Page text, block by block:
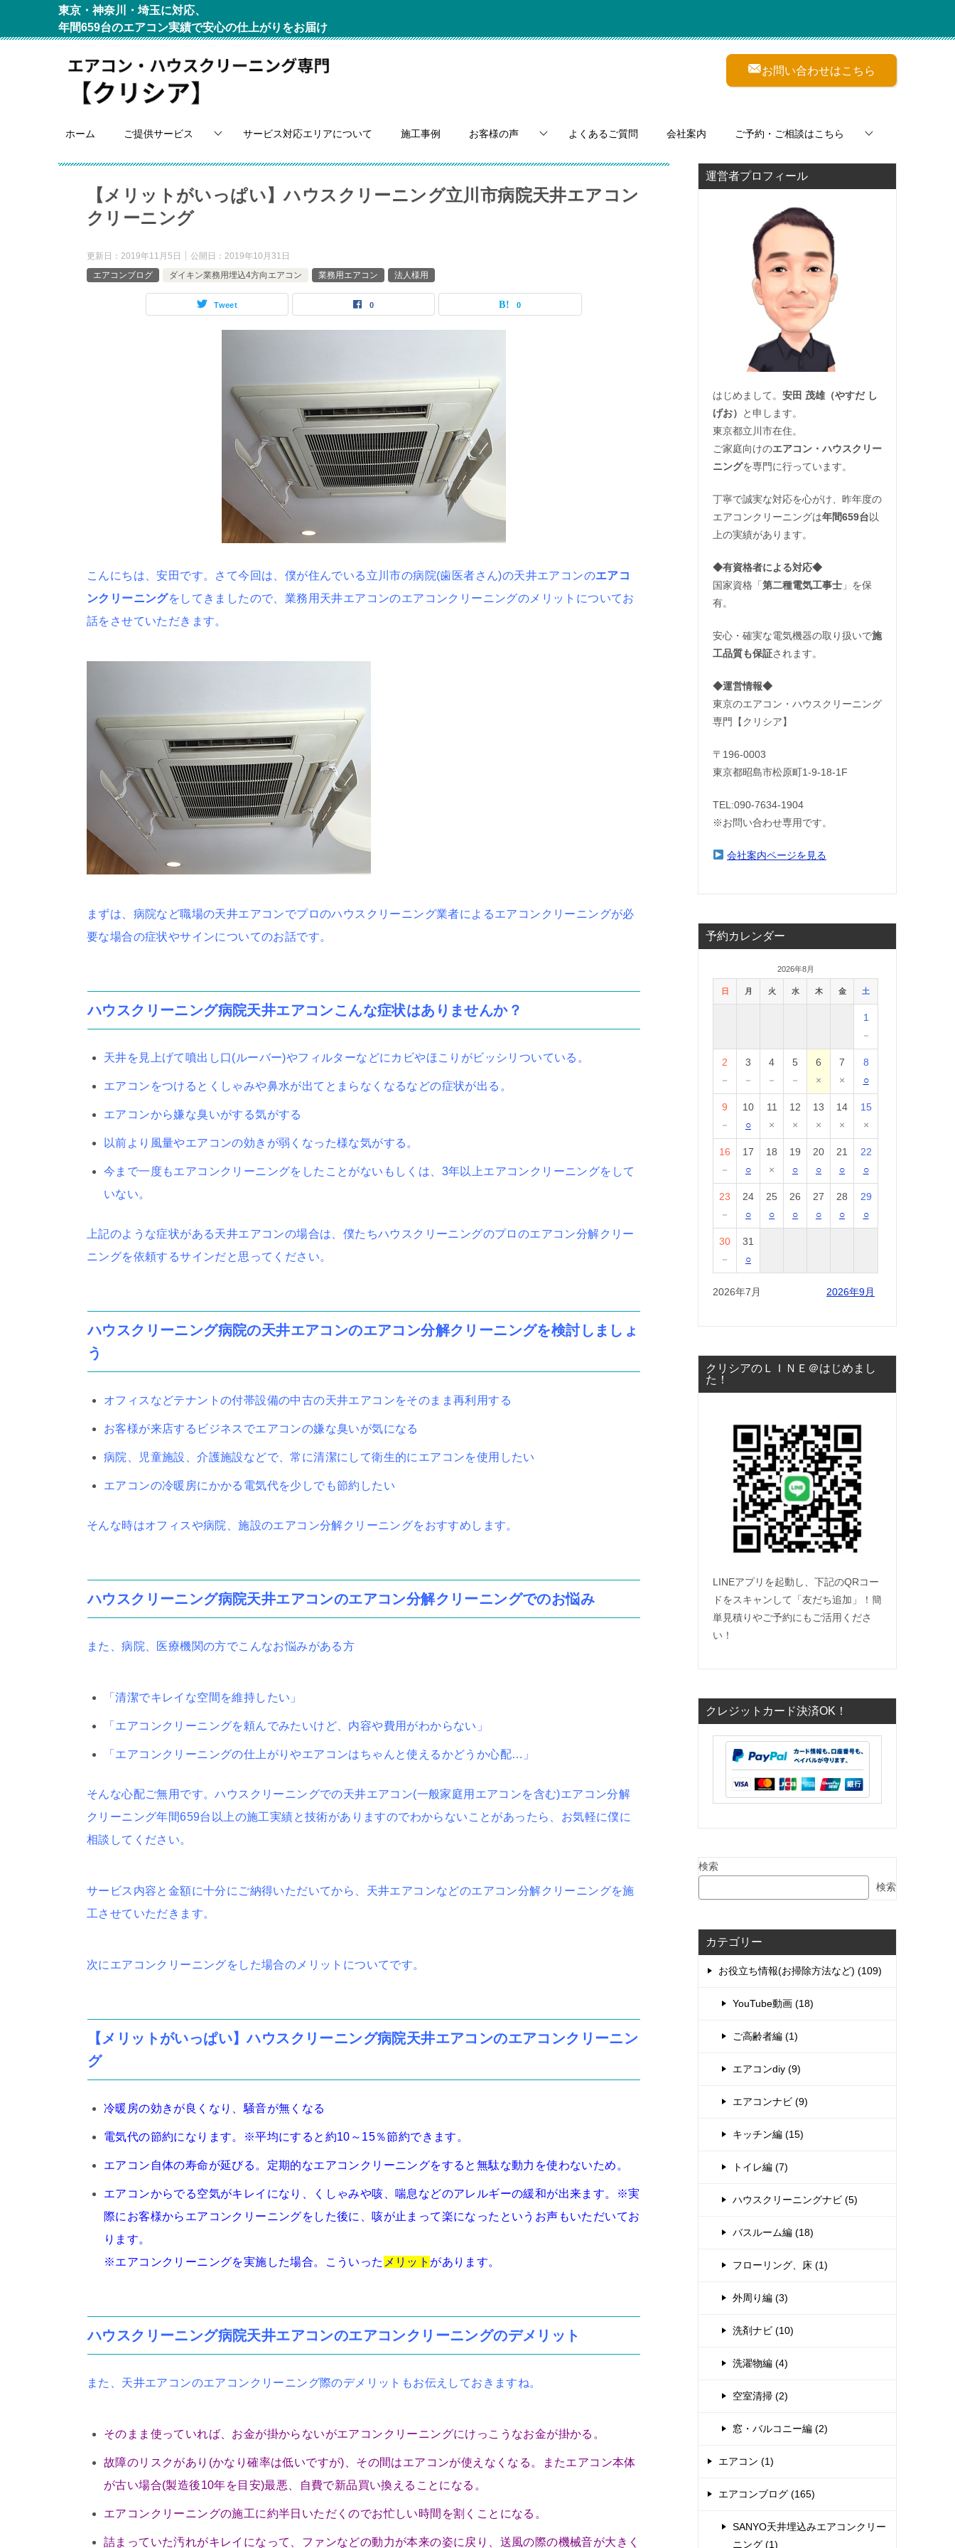
東京・神奈川・埼玉に対応、
年間659台のエアコン実績で安心の仕上がりをお届け
お問い合わせはこちら
ホーム ご提供サービス サービス対応エリアについて 施工事例 お客様の声 よくあるご質問 会社案内 ご予約・ご相談はこちら
【メリットがいっぱい】ハウスクリーニング立川市病院天井エアコン
クリーニング
更新日： 2019年11月5日 公開日： 2019年10月31日
エアコンブログ
ダイキン業務用埋込4方向エアコン 業務用エアコン 法人様用
Tweet 0 0
こんにちは、安田です。さて今回は、僕が住んでいる立川市の病院(歯医者さん)の天井エアコンのエアコ
ンクリーニングをしてきましたので、業務用天井エアコンのエアコンクリーニングのメリットについてお
話をさせていただきます。
まずは、病院など職場の天井エアコンでプロのハウスクリーニング業者によるエアコンクリーニングが必
要な場合の症状やサインについてのお話です。
ハウスクリーニング病院天井エアコンこんな症状はありませんか？
天井を見上げて噴出し口(ルーバー)やフィルターなどにカビやほこりがビッシリついている。
エアコンをつけるとくしゃみや鼻水が出てとまらなくなるなどの症状が出る。
エアコンから嫌な臭いがする気がする
以前より風量やエアコンの効きが弱くなった様な気がする。
今まで一度もエアコンクリーニングをしたことがないもしくは、3年以上エアコンクリーニングをして
いない。
上記のような症状がある天井エアコンの場合は、僕たちハウスクリーニングのプロのエアコン分解クリー
ニングを依頼するサインだと思ってください。
ハウスクリーニング病院の天井エアコンのエアコン分解クリーニングを検討しましょ
う
オフィスなどテナントの付帯設備の中古の天井エアコンをそのまま再利用する
お客様が来店するビジネスでエアコンの嫌な臭いが気になる
病院、児童施設、介護施設などで、常に清潔にして衛生的にエアコンを使用したい
エアコンの冷暖房にかかる電気代を少しでも節約したい
そんな時はオフィスや病院、施設のエアコン分解クリーニングをおすすめします。
ハウスクリーニング病院天井エアコンのエアコン分解クリーニングでのお悩み
また、病院、医療機関の方でこんなお悩みがある方
「清潔でキレイな空間を維持したい」
「エアコンクリーニングを頼んでみたいけど、内容や費用がわからない」
「エアコンクリーニングの仕上がりやエアコンはちゃんと使えるかどうか心配…」
そんな心配ご無用です。ハウスクリーニングでの天井エアコン(一般家庭用エアコンを含む)エアコン分解
クリーニング年間659台以上の施工実績と技術がありますのでわからないことがあったら、お気軽に僕に
相談してください。
サービス内容と金額に十分にご納得いただいてから、天井エアコンなどのエアコン分解クリーニングを施
工させていただきます。
次にエアコンクリーニングをした場合のメリットについてです。
【メリットがいっぱい】ハウスクリーニング病院天井エアコンのエアコンクリーニン
グ
冷暖房の効きが良くなり、騒音が無くなる
電気代の節約になります。※平均にすると約10～15％節約できます。
エアコン自体の寿命が延びる。定期的なエアコンクリーニングをすると無駄な動力を使わないため。
エアコンからでる空気がキレイになり、くしゃみや咳、喘息などのアレルギーの緩和が出来ます。※実
際にお客様からエアコンクリーニングをした後に、咳が止まって楽になったというお声もいただいてお
ります。
※エアコンクリーニングを実施した場合。こういった メリット があります。
ハウスクリーニング病院天井エアコンのエアコンクリーニングのデメリット
また、天井エアコンのエアコンクリーニング際のデメリットもお伝えしておきますね。
そのまま使っていれば、お金が掛からないがエアコンクリーニングにけっこうなお金が掛かる。
故障のリスクがあり(かなり確率は低いですが)、その間はエアコンが使えなくなる。またエアコン本体
が古い場合(製造後10年を目安)最悪、自費で新品買い換えることになる。
エアコンクリーニングの施工に約半日いただくのでお忙しい時間を割くことになる。
詰まっていた汚れがキレイになって、ファンなどの動力が本来の姿に戻り、送風の際の機械音が大きく
運営者プロフィール
はじめまして。 安田 茂雄（やすだ し
げお）
と申します。
東京都立川市在住。
ご家庭向けのエアコン・ハウスクリー
ニングを専門に行っています。
丁寧で誠実な対応を心がけ、昨年度の
エアコンクリーニングは年間659台以
上の実績があります。
◆有資格者による対応◆
国家資格「第二種電気工事士 」を保
有。
安心・確実な電気機器の取り扱いで施
工品質も保証されます。
◆運営情報◆
東京のエアコン・ハウスクリーニング
専門【クリシア】
〒196-0003
東京都昭島市松原町1-9‐18‐1F
TEL:090-7634-1904
※お問い合わせ専用です。
会社案内ページを見る
予約カレンダー
2026年8月
日 月 火 水 木 金 土
1
－
2
－
3
－
4
－
5
－
6
×
7
×
8
○
9
－
10
○
11
×
12
×
13
×
14
×
15
×
16
－
17
○
18
×
19
○
20
○
21
○
22
○
23
－
24
○
25
○
26
○
27
○
28
○
29
○
30
－
31
○
2026年7月 2026年9月
クリシアのＬＩＮＥ＠はじめまし
た！
LINEアプリを起動し、下記のQRコー
ドをスキャンして「友だち追加」！簡
単見積りやご予約にもご活用くださ
い！
クレジットカード決済OK！
検索
検索
カテゴリー
お役立ち情報(お掃除方法など) (109)
YouTube動画 (18)
ご高齢者編 (1)
エアコンdiy (9)
エアコンナビ (9)
キッチン編 (15)
トイレ編 (7)
ハウスクリーニングナビ (5)
バスルーム編 (18)
フローリング、床 (1)
外周り編 (3)
洗剤ナビ (10)
洗濯物編 (4)
空室清掃 (2)
窓・バルコニー編 (2)
エアコン (1)
エアコンブログ (165)
SANYO天井埋込みエアコンクリー
ニング (1)